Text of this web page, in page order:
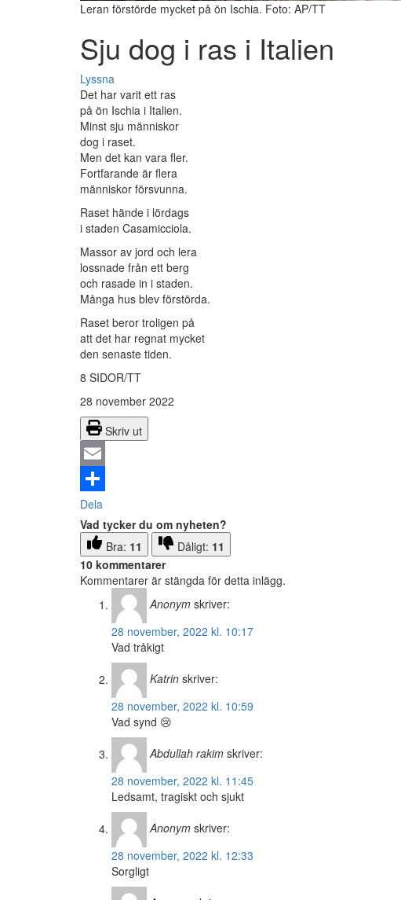
Leran förstörde mycket på ön Ischia. Foto: AP/TT
Sju dog i ras i Italien
Lyssna
Det har varit ett ras
på ön Ischia i Italien.
Minst sju människor
dog i raset.
Men det kan vara fler.
Fortfarande är flera
människor försvunna.
Raset hände i lördags
i staden Casamicciola.
Massor av jord och lera
lossnade från ett berg
och rasade in i staden.
Många hus blev förstörda.
Raset beror troligen på
att det har regnat mycket
den senaste tiden.
8 SIDOR/TT
28 november 2022
Skriv ut
Email
Dela
Vad tycker du om nyheten?
Bra: 11 Dåligt: 11
10 kommentarer
Kommentarer är stängda för detta inlägg.
Anonym skriver:
28 november, 2022 kl. 10:17
Vad tråkigt
Katrin skriver:
28 november, 2022 kl. 10:59
Vad synd 😢
Abdullah rakim skriver:
28 november, 2022 kl. 11:45
Ledsamt, tragiskt och sjukt
Anonym skriver:
28 november, 2022 kl. 12:33
Sorgligt